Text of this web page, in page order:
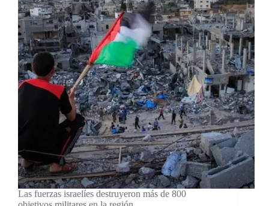
Las fuerzas israelíes destruyeron más de 800